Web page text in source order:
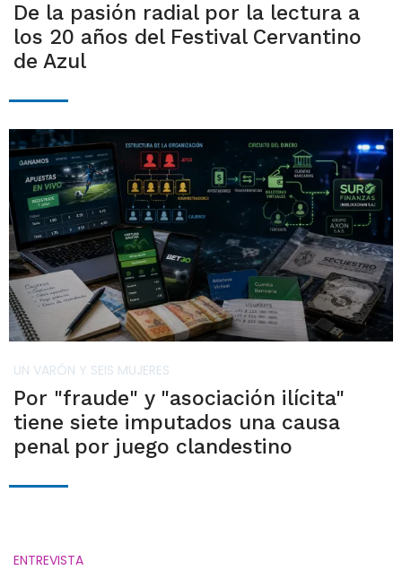
De la pasión radial por la lectura a
los 20 años del Festival Cervantino
de Azul
UN VARÓN Y SEIS MUJERES
Por "fraude" y "asociación ilícita"
tiene siete imputados una causa
penal por juego clandestino
ENTREVISTA